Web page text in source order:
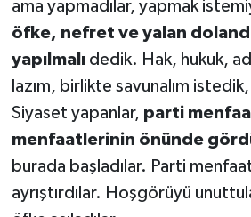
ama yapmadılar, yapmak
öfke, nefret ve yalan
yapılmalıdedik. Hak, hukuk,
lazım, birlikte savunalım
Siyaset yapanlar, parti
menfaatlerinin önünde
burada başladılar. Parti
ayrıştırdılar. Hoşgörüyü